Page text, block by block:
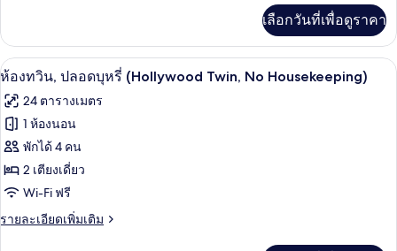
2
เตียง,
ปลอด
บุหรี่
(Hollywood
Twin)
เกี่ยว
กับ
ห้อง
น,
เตียง
เดี่ยว
2
เตียง,
ปลอด
บุหรี่
(Hollywood
เลือกวันที่เพื่อดูราคา
เปิด
ภาพถ่าย
ทั้งหมด
ของ
ห้อง
ทวิน,
ปลอด
ผ้านวมขนเป็ด, ตู้นิรภัยในห้องพัก, โต๊ะ
7
ห้องทวิน, ปลอดบุหรี่ (Hollywood Twin, No Housekeeping)
24 ตารางเมตร
1 ห้องนอน
พักได้ 4 คน
2 เตียงเดี่ยว
Wi-Fi ฟรี
รายละเอียดเพิ่มเติม
ราย